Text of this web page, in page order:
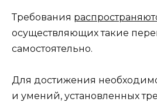
Требования
осуществляющих такие
самостоятельно.
Для достижения
и умений, установленных